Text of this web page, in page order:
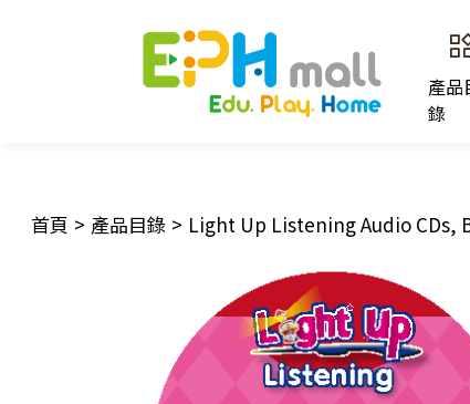
產品
錄
首頁 > 產品目錄 > Light Up Listening Audio CDs,